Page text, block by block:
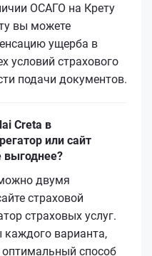
ОСАГО на Крету
вы можете
ущерба в
условий страхового
подачи документов.
Creta в
или сайт
выгоднее?
двумя
страховой
страховых услуг.
варианта,
способ